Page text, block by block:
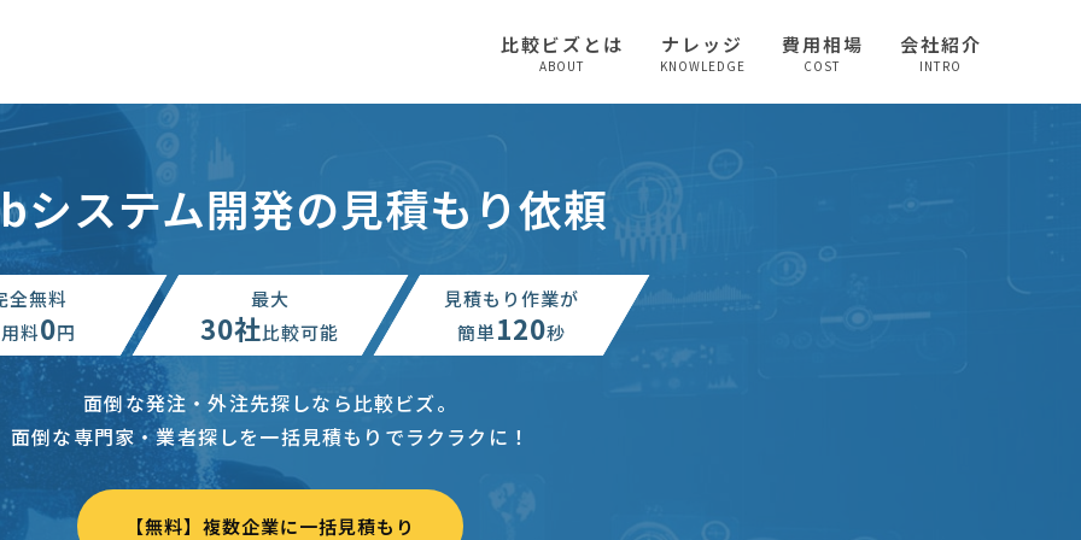
比較ビズとは
ABOUT
ナレッジ
KNOWLEDGE
費用相場
COST
会社紹介
INTRO
システム開発の見積もり依頼
全無料
料0円
最大
30社比較可能
見積もり作業が
簡単120秒
面倒な発注・外注先探しなら比較ビズ。
面倒な専門家・業者探しを一括見積もりでラクラクに！
【無料】複数企業に一括見積もり